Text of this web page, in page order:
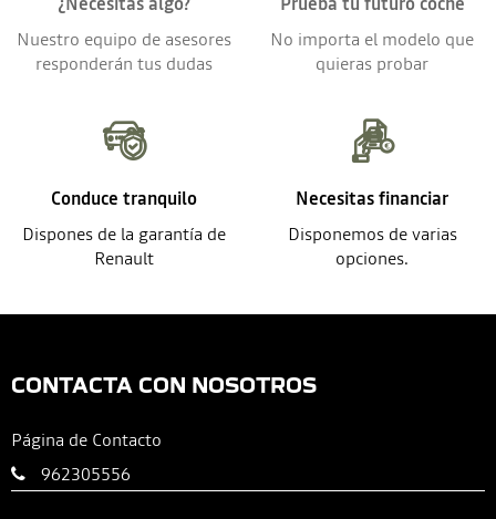
Nuestro equipo de asesores
responderán tus dudas
No importa el modelo que
quieras probar
Conduce tranquilo
Dispones de la garantía de
Renault
Necesitas financiar
Disponemos de varias
opciones.
CONTACTA CON NOSOTROS
Página de Contacto
962305556